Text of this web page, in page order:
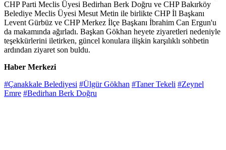
CHP Parti Meclis Üyesi Bedirhan Berk Doğru ve CHP Bakırköy
Belediye Meclis Üyesi Mesut Metin ile birlikte CHP İl Başkanı
Levent Gürbüz ve CHP Merkez İlçe Başkanı İbrahim Can Ergun'u
da makamında ağırladı. Başkan Gökhan heyete ziyaretleri nedeniyle
teşekkürlerini iletirken, güncel konulara ilişkin karşılıklı sohbetin
ardından ziyaret son buldu.
Haber Merkezi
#Çanakkale Belediyesi #Ülgür Gökhan #Taner Tekeli #Zeynel
Emre #Bedirhan Berk Doğru